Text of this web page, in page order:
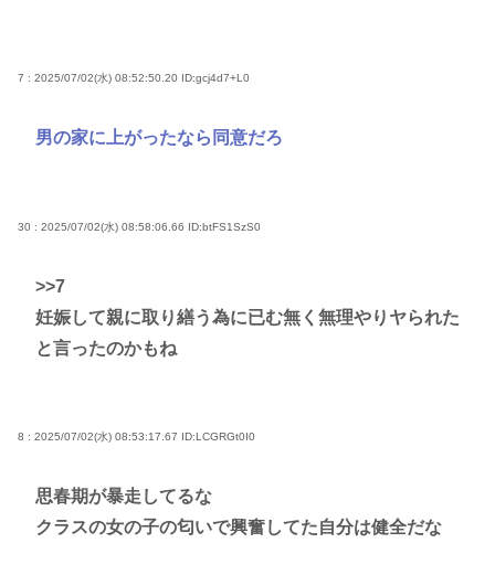
7 : 2025/07/02(水) 08:52:50.20 ID:gcj4d7+L0
男の家に上がったなら同意だろ
30 : 2025/07/02(水) 08:58:06.66 ID:btFS1SzS0
>>7
妊娠して親に取り繕う為に已む無く無理やりヤられた
と言ったのかもね
8 : 2025/07/02(水) 08:53:17.67 ID:LCGRGt0I0
思春期が暴走してるな
クラスの女の子の匂いで興奮してた自分は健全だな